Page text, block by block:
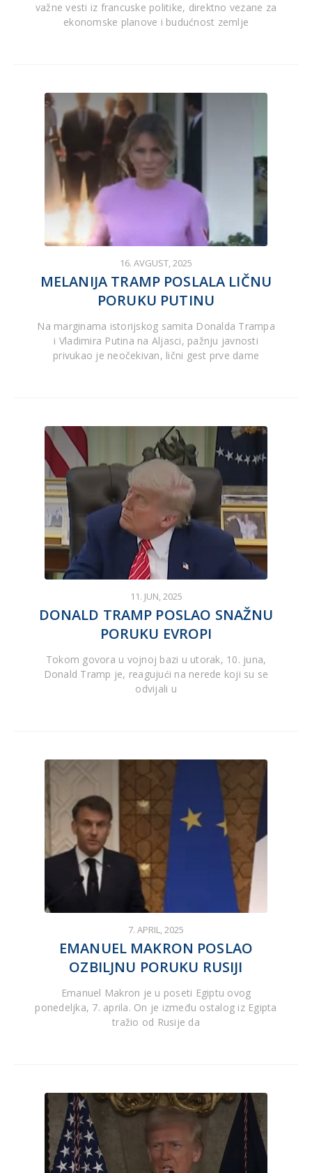
važne vesti iz francuske politike, direktno vezane za
ekonomske planove i budućnost zemlje
16. AVGUST, 2025
MELANIJA TRAMP POSLALA LIČNU
PORUKU PUTINU
Na marginama istorijskog samita Donalda Trampa
i Vladimira Putina na Aljasci, pažnju javnosti
privukao je neočekivan, lični gest prve dame
11. JUN, 2025
DONALD TRAMP POSLAO SNAŽNU
PORUKU EVROPI
Tokom govora u vojnoj bazi u utorak, 10. juna,
Donald Tramp je, reagujući na nerede koji su se
odvijali u
7. APRIL, 2025
EMANUEL MAKRON POSLAO
OZBILJNU PORUKU RUSIJI
Emanuel Makron je u poseti Egiptu ovog
ponedeljka, 7. aprila. On je između ostalog iz Egipta
tražio od Rusije da